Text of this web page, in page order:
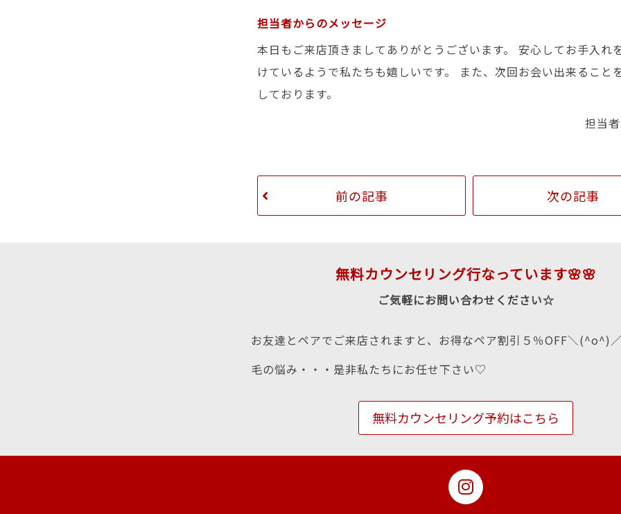
担当者からのメッセージ
本日もご来店頂きましてありがとうございます。 安心してお手入れ
けているようで私たちも嬉しいです。 また、次回お会い出来ること
しております。
担当
前の記事 次の記事
無料カウンセリング行なっています🌸🌸
ご気軽にお問い合わせください☆
お友達とペアでご来店されますと、お得なペア割引５％OFF＼(^o^)／
毛の悩み・・・是非私たちにお任せ下さい♡
無料カウンセリング予約はこちら